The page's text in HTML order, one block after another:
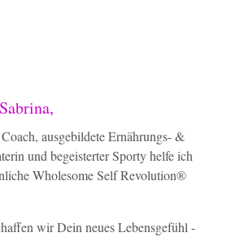
ausgebildete Ernährungs- &
und begeisterter Sporty helfe ich
Wholesome Self Revolution®
wir Dein neues Lebensgefühl -